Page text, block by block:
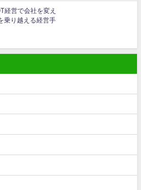
経営で会社を変え
乗り越える経営手